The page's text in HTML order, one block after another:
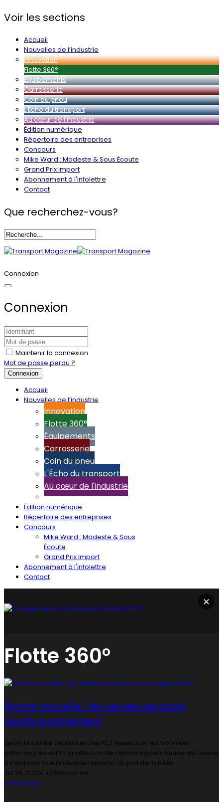
Voir les sections
Accueil
Nouvelles de l’industrie
Innovation
Flotte 360°
Équipements
Carrosserie
Coin du pneu
L'Écho du transport
Au cœur de l'industrie
Édition numérique
Répertoire des entreprises
Concours
Mike Ward : Modeste & Sous Écoute
Grand Prix Import
Abonnement à l'infolettre
Contact
Que recherchez-vous?
Connexion
Connexion
Maintenir la connexion
Mot de passe perdu ?
Connexion
Accueil
Nouvelles de l’industrie
Innovation
Flotte 360°
Équipements
Carrosserie
Coin du pneu
L'Écho du transport
Au cœur de l'industrie
Édition numérique
Répertoire des entreprises
Concours
Mike Ward : Modeste & Sous
Écoute
Grand Prix Import
Abonnement à l'infolettre
Contact
✕
Flotte 360°
Bonne nouvelle : les ventes de poids
lourds augmentent
Selon le centre de recherche ACT Research, les données
préliminaires sur la production de camions poids lourds de classe
8 indiquent que l'industrie reprend du poil de la bête....
Jul 29, 2026Éric Descarries
Lire l'article